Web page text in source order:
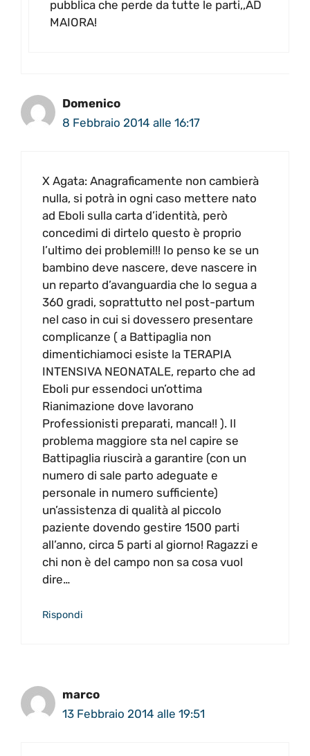
pubblica che perde da tutte le parti,,AD
MAIORA!
Domenico
8 Febbraio 2014 alle 16:17
X Agata: Anagraficamente non cambierà
nulla, si potrà in ogni caso mettere nato
ad Eboli sulla carta d’identità, però
concedimi di dirtelo questo è proprio
l’ultimo dei problemi!!! Io penso ke se un
bambino deve nascere, deve nascere in
un reparto d’avanguardia che lo segua a
360 gradi, soprattutto nel post-partum
nel caso in cui si dovessero presentare
complicanze ( a Battipaglia non
dimentichiamoci esiste la TERAPIA
INTENSIVA NEONATALE, reparto che ad
Eboli pur essendoci un’ottima
Rianimazione dove lavorano
Professionisti preparati, manca!! ). Il
problema maggiore sta nel capire se
Battipaglia riuscirà a garantire (con un
numero di sale parto adeguate e
personale in numero sufficiente)
un’assistenza di qualità al piccolo
paziente dovendo gestire 1500 parti
all’anno, circa 5 parti al giorno! Ragazzi e
chi non è del campo non sa cosa vuol
dire…
Rispondi
marco
13 Febbraio 2014 alle 19:51